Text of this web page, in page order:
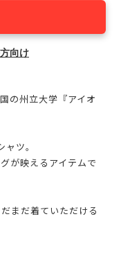
向け
の州立大学『アイオ
ツ。
が映えるアイテムで
まだ着ていただける